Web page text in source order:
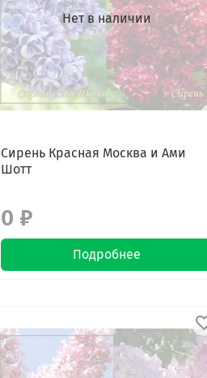
Нет в наличии
Сирень Красная Москва и Ами
Шотт
0 ₽
Подробнее